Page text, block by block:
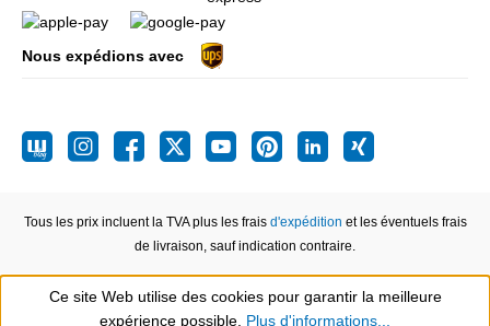
Nous expédions avec
Tous les prix incluent la TVA plus les frais d'expédition et les éventuels frais
de livraison, sauf indication contraire.
Ce site Web utilise des cookies pour garantir la meilleure
expérience possible. Plus d'informations...